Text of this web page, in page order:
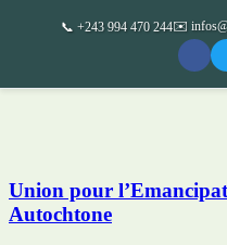
📞 +243 994 470 244✉️
Union pour
Autochtone